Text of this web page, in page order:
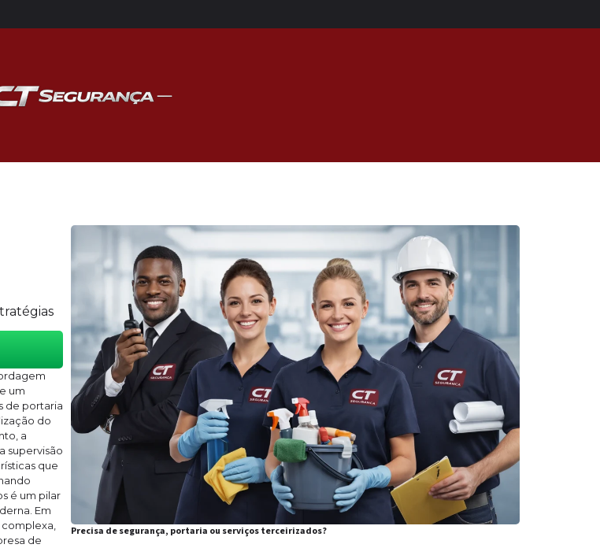
um
de portaria
do
a
supervisão
que
é um pilar
Em
de
Precisa de segurança, portaria ou serviços terceirizados?